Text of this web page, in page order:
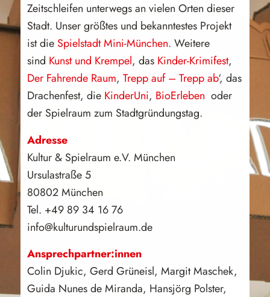
Zeitschleifen unterwegs an vielen Orten dieser
Stadt. Unser größtes und bekanntestes Projekt
ist die Spielstadt Mini-München. Weitere
sind Kunst und Krempel, das Kinder-Krimifest,
Der Fahrende Raum,Trepp auf – Trepp ab‘, das
Drachenfest, die KinderUni, BioErleben oder
der Spielraum zum Stadtgründungstag.
Adresse
Kultur & Spielraum e.V. München
Ursulastraße 5
80802 München
Tel. +49 89 34 16 76
info@kulturundspielraum.de
Ansprechpartner:innen
Colin Djukic, Gerd Grüneisl, Margit Maschek,
Guida Nunes de Miranda, Hansjörg Polster,